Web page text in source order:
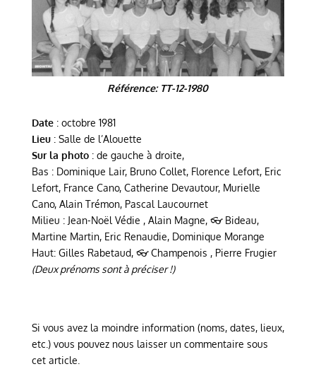
Référence: TT-12-1980
Date: octobre 1981
Lieu: Salle de l’Alouette
Sur la photo: de gauche à droite,
Bas : Dominique Lair, Bruno Collet, Florence Lefort, Eric
Lefort, France Cano, Catherine Devautour, Murielle
Cano, Alain Trémon, Pascal Laucournet
Milieu : Jean-Noël Védie , Alain Magne, 👓 Bideau,
Martine Martin, Eric Renaudie, Dominique Morange
Haut: Gilles Rabetaud, 👓 Champenois , Pierre Frugier
(Deux prénoms sont à préciser !)
Si vous avez la moindre information (noms, dates, lieux,
etc.) vous pouvez nous laisser un commentaire sous
cet article.